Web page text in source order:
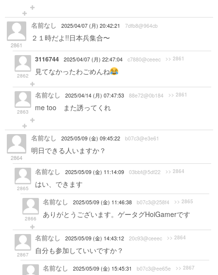
2861
名前なし 2025/04/07 (月) 20:42:21 7dfb8@964cb
２１時だよ!!日本兵集合〜
2862
3116744 2025/04/07 (月) 22:47:04 c7880@ceeec >> 2861
見てなかったわごめんね
2863
名前なし 2025/04/14 (月) 07:47:53 88e72@0b184 >> 2861
me too また誘ってくれ
2864
名前なし 2025/05/09 (金) 09:45:22 b07c3@e3e61
明日できる人いますか？
2865
名前なし 2025/05/09 (金) 11:14:09 03bbf@5df22 >> 2864
はい、できます
2866
名前なし 2025/05/09 (金) 11:46:38 b07c3@258f4 >> 2865
ありがとうございます。ゲータグHoiGamerです
2867
名前なし 2025/05/09 (金) 14:43:12 20c93@ceeec >> 2864
自分も参加していいですか？
名前なし 2025/05/09 (金) 15:45:31 b07c3@ee65e >> 2867